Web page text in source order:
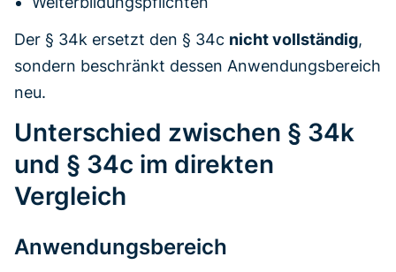
Der § 34k ersetzt den § 34c nicht vollständig,
sondern beschränkt dessen Anwendungsbereich
neu.
Unterschied zwischen § 34k
und § 34c im direkten
Vergleich
Anwendungsbereich